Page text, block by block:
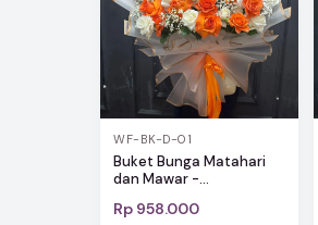
WF-BK-D-01
Buket Bunga Matahari
dan Mawar -...
Rp 958.000